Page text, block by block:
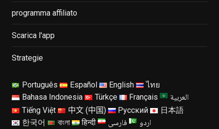
programma affiliato
Scarica l'app
Strategie
Português Español English
ไทย
Bahasa Indonesia
Türkçe Français العربية
Tiếng Việt 中文 (中国) Русский
日本語
한국어
বাংলা हिन्दी فارسی اردو